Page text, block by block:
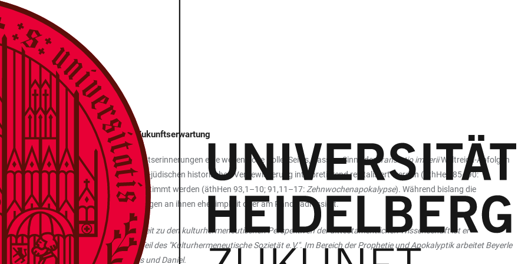
zur Generierung von Zukunftserwartung
zugewiesen werden, spielen Geschichtserinnerungen eine wesentliche Rolle. Sei es, dass im Sinne der translatio imperiiWeltreich-Abfolgen
der israelitischen und antik-jüdischen historischen Vergewisserung interpretierend revitalisiert werden (äthHen 85–90:
Existenz in einem Zeitschema bestimmt werden (äthHen 93,1–10; 91,11–17: Zehnwochenapokalypse). Während bislang die
apokalyptischer Zukunftserwartungen an ihnen eher implizit oder am Rande adressiert.
Greifswald. Im Rahmen seiner Arbeit zu den kulturhermeneutischen Perspektiven der alttestamentlichen Wissenschaft ist er
Petzoldt und Michael Roth) und Teil des "Kulturhermeneutische Sozietät e.V.". Im Bereich der Prophetie und Apokalyptik arbeitet Beyerle
sowie an Kommentaren zu Amos und Daniel.